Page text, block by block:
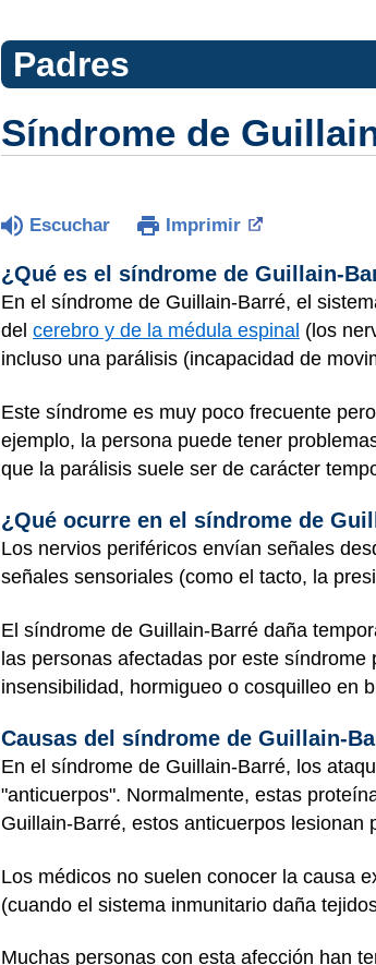
Padres
Síndrome de
Escuchar Imprimir
¿Qué es el síndrome de Guillain-
En el síndrome de Guillain-Barré, el
del cerebro y de la médula espinal (los
incluso una parálisis (incapacidad de
Este síndrome es muy poco frecuente
ejemplo, la persona puede tener
que la parálisis suele ser de carácter
¿Qué ocurre en el síndrome de
Los nervios periféricos envían señales
señales sensoriales (como el tacto, la
El síndrome de Guillain-Barré daña
las personas afectadas por este
insensibilidad, hormigueo o cosquilleo en
Causas del síndrome de Guillain-
En el síndrome de Guillain-Barré, los
"anticuerpos". Normalmente, estas
Guillain-Barré, estos anticuerpos lesionan
Los médicos no suelen conocer la causa
(cuando el sistema inmunitario daña
Muchas personas con esta afección han